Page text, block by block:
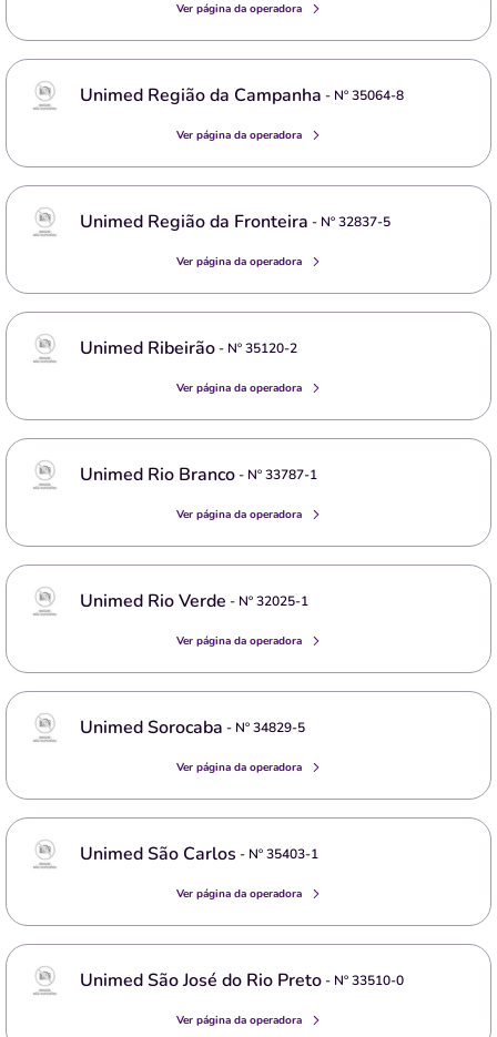
Ver página da operadora
Unimed Região da Campanha - Nº35064-8
Ver página da operadora
Unimed Região da Fronteira - Nº32837-5
Ver página da operadora
Unimed Ribeirão- Nº35120-2
Ver página da operadora
Unimed Rio Branco- Nº33787-1
Ver página da operadora
Unimed Rio Verde - Nº32025-1
Ver página da operadora
Unimed Sorocaba - Nº34829-5
Ver página da operadora
Unimed São Carlos - Nº35403-1
Ver página da operadora
Unimed São José do Rio Preto- Nº33510-0
Ver página da operadora